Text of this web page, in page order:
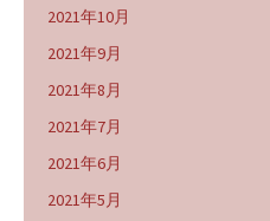
2021年10月
2021年9月
2021年8月
2021年7月
2021年6月
2021年5月